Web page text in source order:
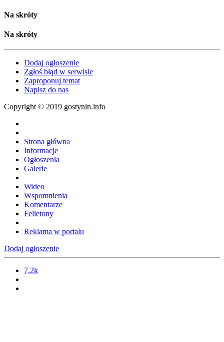
Na skróty
Na skróty
Dodaj ogłoszenie
Zgłoś błąd w serwisie
Zaproponuj temat
Napisz do nas
Copyright © 2019 gostynin.info
Strona główna
Informacje
Ogłoszenia
Galerie
Wideo
Wspomnienia
Komentarze
Felietony
Reklama w portalu
Dodaj ogłoszenie
7,2k